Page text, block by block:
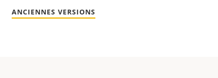
ANCIENNES VERSIONS